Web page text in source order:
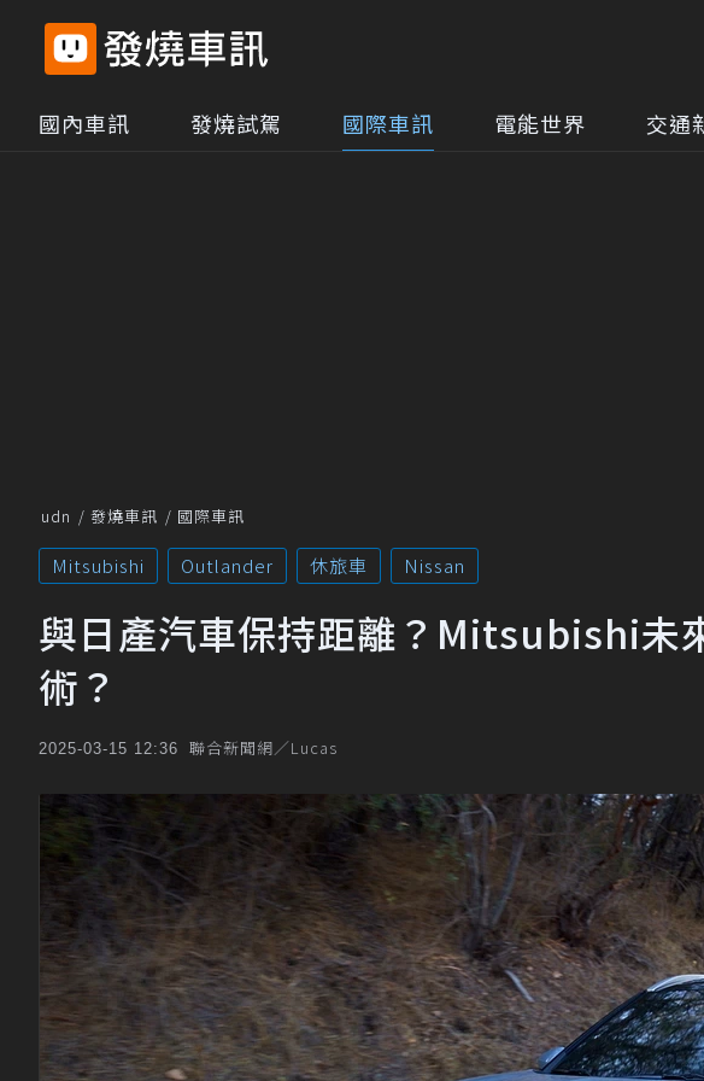
國內車訊 發燒試駕 國際車訊 電能世界 交通
udn 發燒車訊 國際車訊
Mitsubishi Outlander 休旅車 Nissan
與日產汽車保持距離？Mitsubishi未
術？
2025-03-15 12:36 聯合新聞網／Lucas